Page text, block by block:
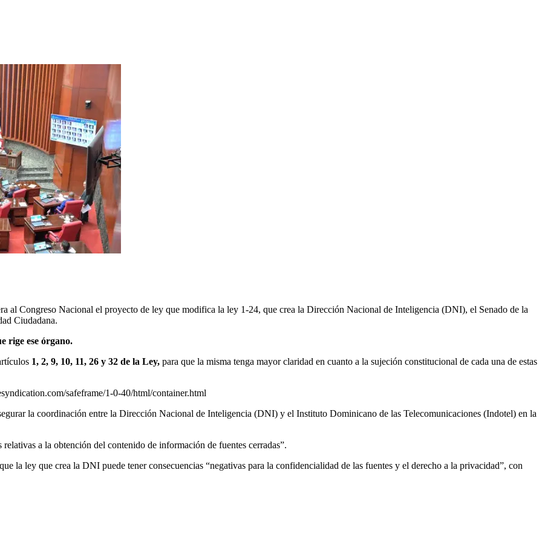
al Congreso Nacional el proyecto de ley que modifica la ley 1-24, que crea la Dirección Nacional de Inteligencia (DNI), el Senado de la
Ciudadana.
rige ese órgano.
1, 2, 9, 10, 11, 26 y 32 de la Ley, para que la misma tenga mayor claridad en cuanto a la sujeción constitucional de cada una de estas
safeframe/1-0-40/html/container.html
la coordinación entre la Dirección Nacional de Inteligencia (DNI) y el Instituto Dominicano de las Telecomunicaciones (Indotel) en la
a la obtención del contenido de información de fuentes cerradas”.
la ley que crea la DNI puede tener consecuencias “negativas para la confidencialidad de las fuentes y el derecho a la privacidad”, con